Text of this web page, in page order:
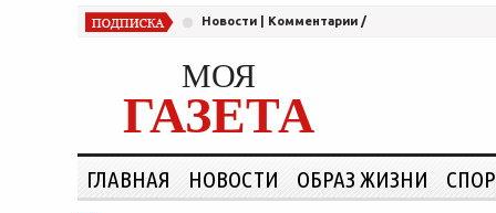
Новости Комментарии /
МОЯ
ГАЗЕТА
ГЛАВНАЯ НОВОСТИ ОБРАЗ ЖИЗНИ